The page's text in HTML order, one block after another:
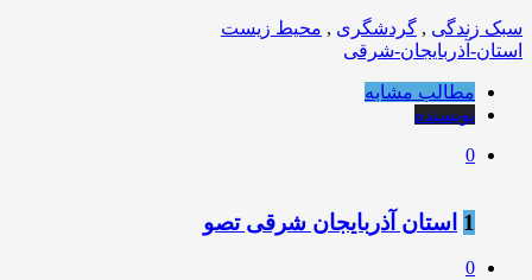
سبک زندگی , گردشگری , محیط زیست
استان-آذربایجان-شرقی
مطالب مشابه
نویسنده
0
1 استان آذربایجان شرقی تصو
0